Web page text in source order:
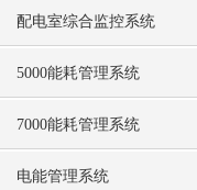
配电室综合监控系统
5000能耗管理系统
7000能耗管理系统
电能管理系统